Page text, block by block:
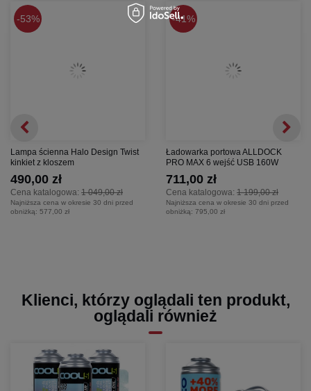
Specyfikacja techniczna:
Klasa energetyczna:
Częstotliwość:
53%
Lampa ścienna Halo Design Twist
kinkiet z kloszem
Cena katalogowa: 1 049,00 zł
490,00 zł
Najniższa cena w okresie 30 dni przed
obniżką: 577,00 zł
41%
Ładowarka portowa ALLDOCK
PRO MAX 6 wejść USB 160W
Cena katalogowa: 1 199,00 zł
711,00 zł
Najniższa cena w okresie 30 dni przed
obniżką: 795,00 zł
Klienci, którzy oglądali ten produkt,
oglądali również